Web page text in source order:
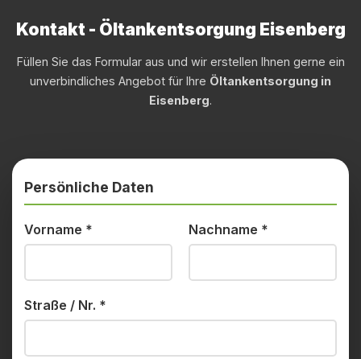
Kontakt - Öltankentsorgung Eisenberg
Füllen Sie das Formular aus und wir erstellen Ihnen gerne ein
unverbindliches Angebot für Ihre Öltankentsorgung in
Eisenberg.
Persönliche Daten
Vorname * Nachname *
Straße / Nr. *